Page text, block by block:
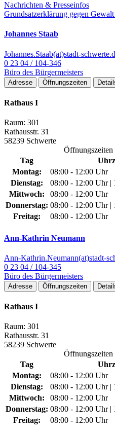
Nachrichten & Presseinfos
Grundsatzerklärung gegen
Johannes Staab
Johannes.Staab(at)stadt-
0 23 04 / 104-346
Büro des Bürgermeisters
Adresse Öffnungszeiten
Rathaus I
Raum: 301
Rathausstr. 31
58239 Schwerte
Öffnungszeiten
Tag
Montag:
08:00 - 12:00 Uhr
Dienstag:
08:00 - 12:00 Uhr |
Mittwoch:
08:00 - 12:00 Uhr
Donnerstag: 08:00 - 12:00 Uhr |
Freitag:
08:00 - 12:00 Uhr
Ann-Kathrin Neumann
Ann-Kathrin.Neumann(at)stadt-
0 23 04 / 104-345
Büro des Bürgermeisters
Adresse Öffnungszeiten
Rathaus I
Raum: 301
Rathausstr. 31
58239 Schwerte
Öffnungszeiten
Tag
Montag:
08:00 - 12:00 Uhr
Dienstag:
08:00 - 12:00 Uhr |
Mittwoch:
08:00 - 12:00 Uhr
Donnerstag: 08:00 - 12:00 Uhr |
Freitag:
08:00 - 12:00 Uhr